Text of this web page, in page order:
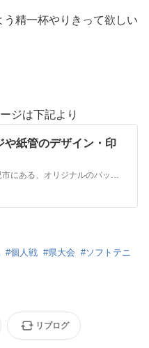
精一杯やりきって欲しい
ジは下記より
や紙管のデザイン・印
株式会社キング印刷紙工は岐阜県可児市にある、オリジナルのパッケージ、紙管、厚紙印刷物、販促POP等に強い印刷屋です。デザインからアッセンブル作業までワンストップでお応えします。是非一度ご相談ください。
#個人戦 #県大会 #ソフトテニ
リブログ